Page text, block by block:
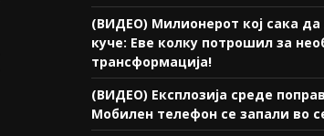
(ВИДЕО) Милионерот кој сака
куче: Еве колку потрошил за
трансформација!
(ВИДЕО) Експлозија среде
Мобилен телефон се запали во